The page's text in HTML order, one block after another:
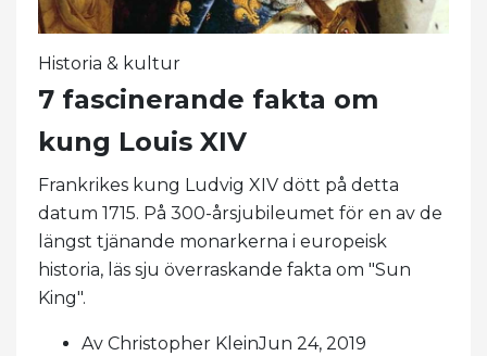
Historia & kultur
7 fascinerande fakta om
kung Louis XIV
Frankrikes kung Ludvig XIV dött på detta
datum 1715. På 300-årsjubileumet för en av de
längst tjänande monarkerna i europeisk
historia, läs sju överraskande fakta om "Sun
King".
Av Christopher KleinJun 24, 2019